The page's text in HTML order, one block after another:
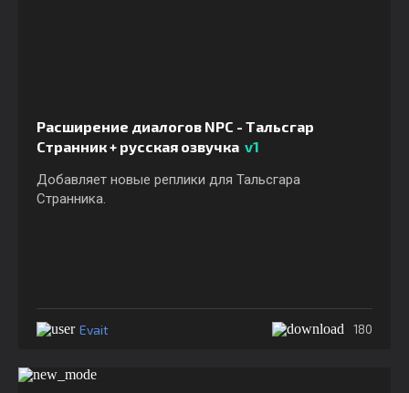
Расширение диалогов NPC - Тальсгар
Странник + русская озвучка v1
Добавляет новые реплики для Тальсгара
Странника.
Evait 180